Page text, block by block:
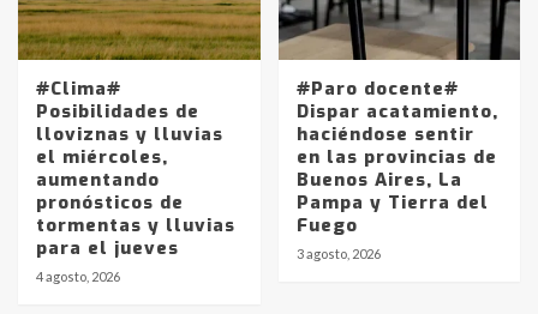
#Clima#
Posibilidades de
lloviznas y lluvias
el miércoles,
aumentando
pronósticos de
tormentas y lluvias
para el jueves
4 agosto, 2026
#Paro docente#
Dispar acatamiento,
haciéndose sentir
en las provincias de
Buenos Aires, La
Pampa y Tierra del
Fuego
3 agosto, 2026
5
Los precios de los combustibles en
La Pampa, desde YPF hasta Axion
entre 857 a 1338 pesos
6
La Bolsa de Cereales de Bahía
Blanca anticipa que Agosto vendrá
con lluvias y heladas, en gran parte
de la provincia